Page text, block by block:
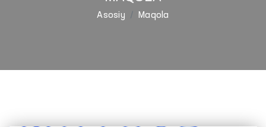
Asosiy Maqola